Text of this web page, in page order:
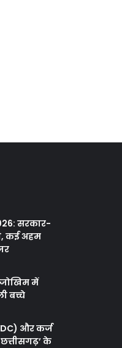
सरकार-
कई अहम
में
बच्चे
और कर्ज
के